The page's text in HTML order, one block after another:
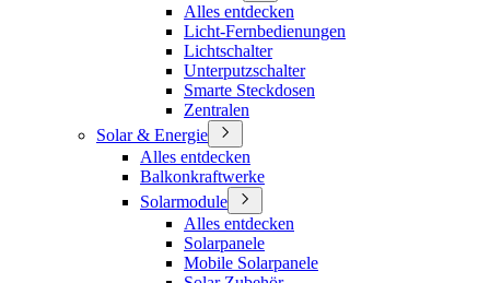
Alles entdecken
Licht-Fernbedienungen
Lichtschalter
Unterputzschalter
Smarte Steckdosen
Zentralen
Solar & Energie
Alles entdecken
Balkonkraftwerke
Solarmodule
Alles entdecken
Solarpanele
Mobile Solarpanele